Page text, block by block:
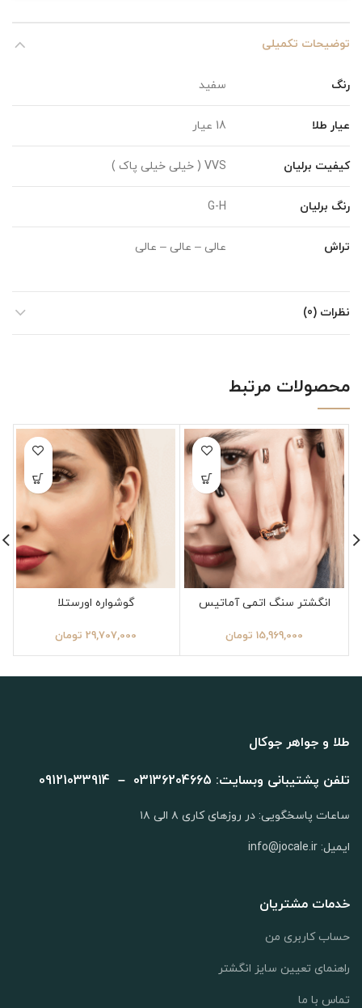
توضیحات تکمیلی
رنگ سفید
عیار طلا 18 عیار
کیفیت برلیان VVS ( خیلی خیلی پاک )
رنگ برلیان G-H
تراش عالی – عالی – عالی
نظرات (0)
محصولات مرتبط
انگشتر سنگ اتمی آماتیس
15,969,000 تومان
گوشواره اورستلا
29,707,000 تومان
طلا و جواهر جوکال
تلفن پشتیبانی وبسایت: 03136204665 – 09121033914
ساعات پاسخگویی: در روزهای کاری ۸ الی ۱۸
ایمیل: info@jocale.ir
خدمات مشتریان
حساب کاربری من
راهنمای تعیین سایز انگشتر
تماس با ما